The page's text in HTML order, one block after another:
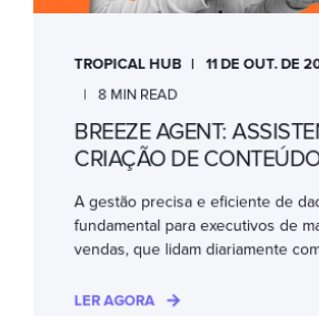
TROPICAL HUB
11 DE OUT. DE
8 MIN READ
BREEZE AGENT:
CRIAÇÃO DE
A gestão precisa e eficiente de
fundamental para executivos de
vendas, que lidam diariamente
LER AGORA